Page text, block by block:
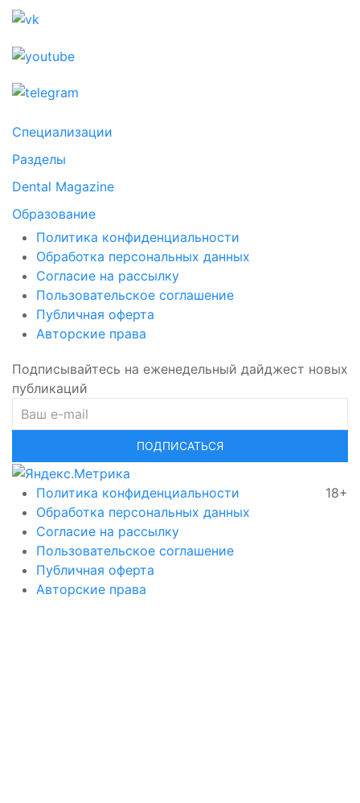
Специализации
Разделы
Dental Magazine
Образование
Политика конфиденциальности
Обработка персональных данных
Согласие на рассылку
Пользовательское соглашение
Публичная оферта
Авторские права
Подписывайтесь на еженедельный дайджест новых
публикаций
ПОДПИСАТЬСЯ
Политика конфиденциальности
Обработка персональных данных
Согласие на рассылку
Пользовательское соглашение
Публичная оферта
Авторские права
18+